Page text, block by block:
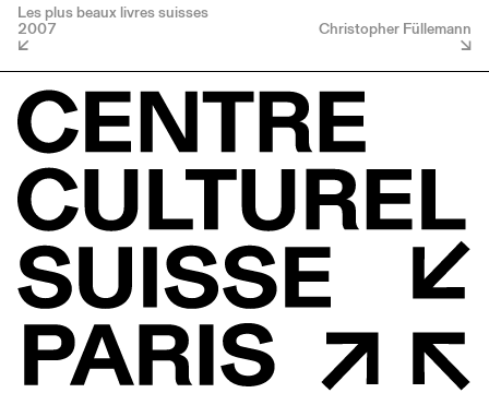
Les plus beaux livres suisses
2007 Christopher Füllemann